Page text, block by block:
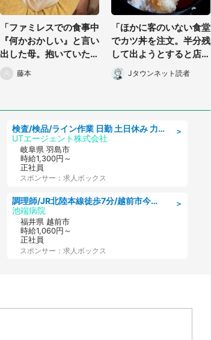
「ファミレスでの食事中
『何かおかしい』と言い
出した母。抱いていた娘
を私に預けた直後...」
（千葉県・40代女性）
藤本
「ほかに客のいない食堂
でカツ丼を注文。半分残
して出ようとすると店の
おばさんが『お兄ちゃ
ん...』」（千葉県・70
Jタウンネット読者
＞
検査/検品/ライン作業 日勤 土日休み 力仕事ほぼなし 座り作業メイン 検品·検査
UTエージェント株式会社
岐阜県 羽島市
時給1,300円～
正社員
スポンサー：求人ボックス
＞
調理師/JR北陸本線徒歩7分/越前市今宿町/福井県
池端病院
福井県 越前市
時給1,060円～
正社員
スポンサー：求人ボックス